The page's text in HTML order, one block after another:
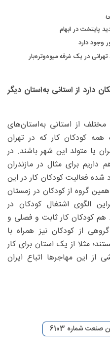
پایتخت در ابهام
دارد از استانی به‌استان دیگر
از استانی به‌استان‌های
همه کودکان کار که در تهران
یا متولد این شهر باشند. در
برای مثال در مازندران
شده فعالیت کودکان کار در این
گروه از کودکان در زمستان
الگوی اشتغال کودکان در
کودکان کار ثابت و فصلی و
از کودکان نیز همراه با
مثلا از یک استان برای کار
از این مهاجرها اتباع ایران
صنعت شماره 6103